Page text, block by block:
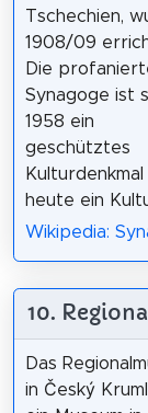
Tschechien,
1908/09
Die
Synagoge ist
1958 ein
geschütztes
Kulturdenkmal
heute ein
Wikipedia:
10.
Das
in Český